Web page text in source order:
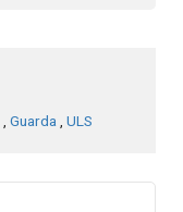
, Guarda, ULS